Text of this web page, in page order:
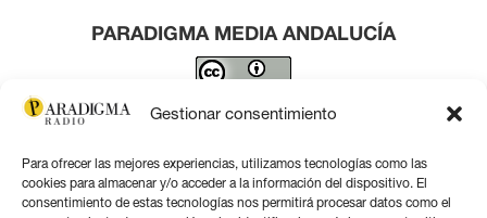
Gestionar consentimiento
Para ofrecer las mejores experiencias, utilizamos tecnologías como las
cookies para almacenar y/o acceder a la información del dispositivo. El
consentimiento de estas tecnologías nos permitirá procesar datos como el
PARADIGMA MEDIA ANDALUCÍA
Este obra está bajo una licencia de Creative Commons
Contacto por correo